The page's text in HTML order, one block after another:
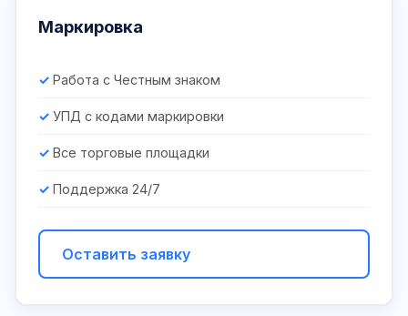
Маркировка
Работа с Честным знаком
УПД с кодами маркировки
Все торговые площадки
Поддержка 24/7
Оставить заявку